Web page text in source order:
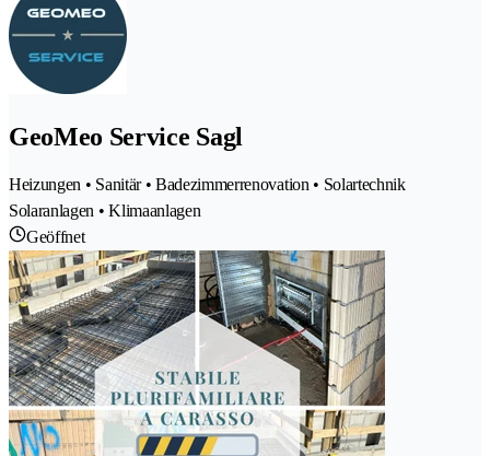
GeoMeo Service Sagl
Heizungen • Sanitär • Badezimmerrenovation • Solartechnik
Solaranlagen • Klimaanlagen
Geöffnet